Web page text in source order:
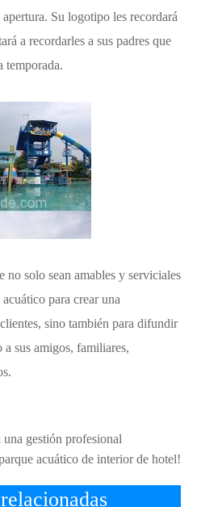
Su logotipo les recordará
a recordarles a sus padres que
temporada.
no solo sean amables y serviciales
para crear una
sino también para difundir
sus amigos, familiares,
una gestión profesional
acuático de interior de hotel!